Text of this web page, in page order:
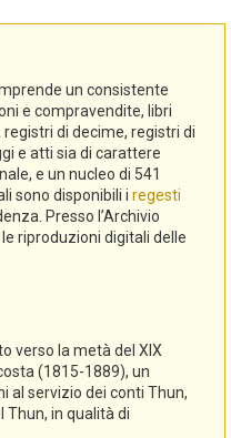
un consistente
e compravendite, libri
di decime, registri di
e atti sia di carattere
e un nucleo di 541
sono disponibili i regesti
Presso l’Archivio
riproduzioni digitali delle
verso la metà del XIX
(1815-1889), un
al servizio dei conti Thun,
Thun, in qualità di